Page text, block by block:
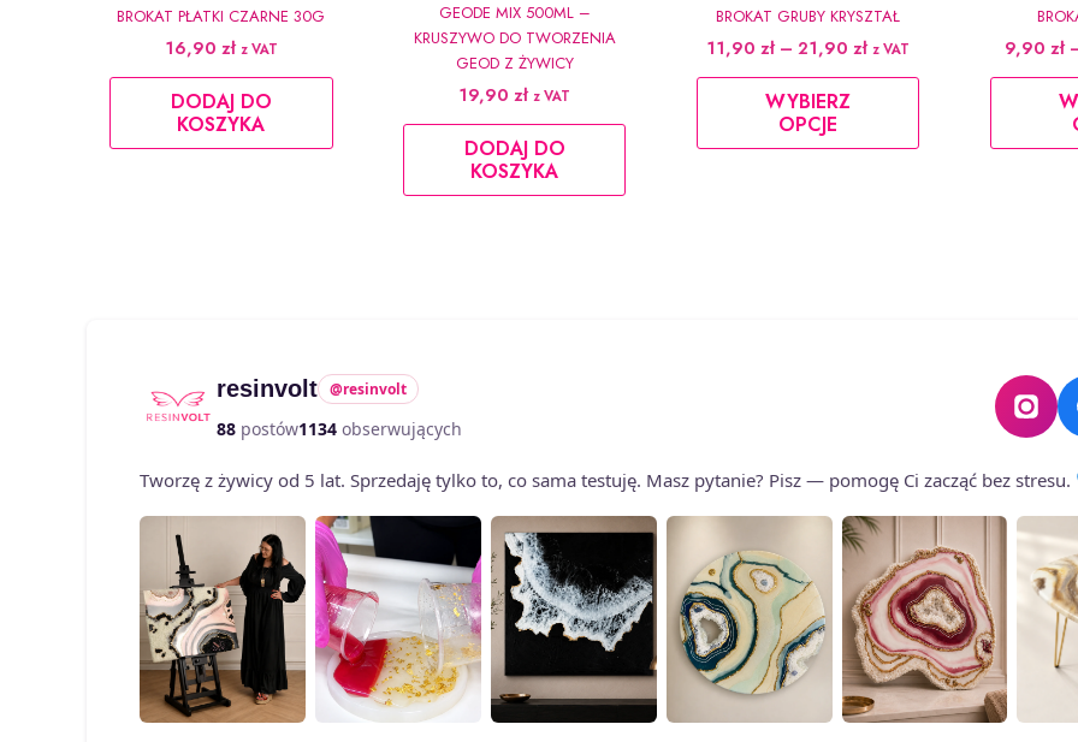
BROKAT PŁATKI CZARNE 30G
16,90 zł z VAT
DODAJ DO
KOSZYKA
GEODE MIX 500ML –
KRUSZYWO DO TWORZENIA
GEOD Z ŻYWICY
19,90zł z VAT
DODAJ DO
KOSZYKA
BROKAT GRUBY KRYSZTAŁ
11,90zł – 21,90złZakres
21,90 zł
z VAT
WYBIERZ
OPCJE
Ten
ma
9,90zł
resinvolt @resinvolt
88 postów1134 obserwujących
Tworzę z żywicy od 5 lat. Sprzedaję tylko to, co sama testuję. Masz pytanie? Pisz — pomogę Ci zacząć bez stresu.